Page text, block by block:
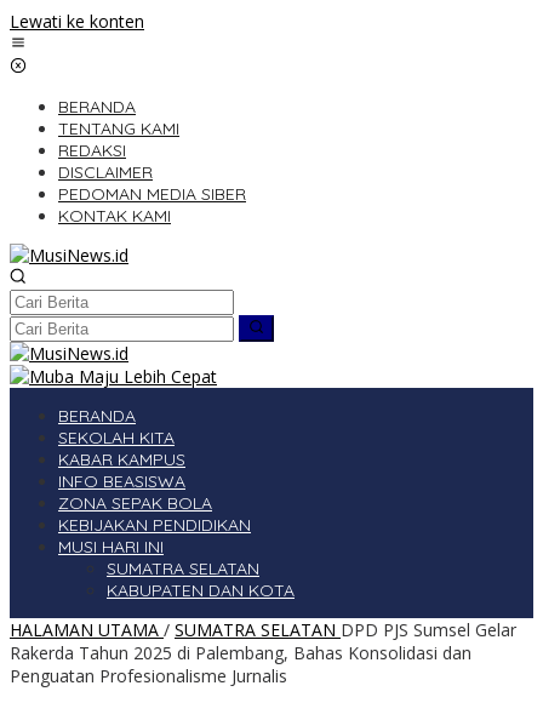
Lewati ke konten
BERANDA
TENTANG KAMI
REDAKSI
DISCLAIMER
PEDOMAN MEDIA SIBER
KONTAK KAMI
BERANDA
SEKOLAH KITA
KABAR KAMPUS
INFO BEASISWA
ZONA SEPAK BOLA
KEBIJAKAN PENDIDIKAN
MUSI HARI INI
SUMATRA SELATAN
KABUPATEN DAN KOTA
HALAMAN UTAMA / SUMATRA SELATAN DPD PJS Sumsel Gelar
Rakerda Tahun 2025 di Palembang, Bahas Konsolidasi dan
Penguatan Profesionalisme Jurnalis